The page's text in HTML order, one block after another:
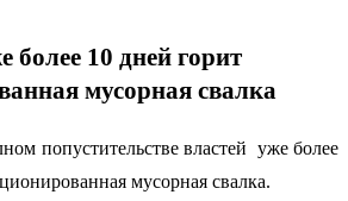
более 10 дней горит
мусорная свалка
попустительстве властей уже более
мусорная свалка.